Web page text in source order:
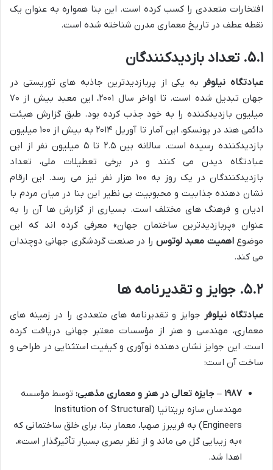
افتخارات متعددی را کسب کرده است. این بنا همواره به عنوان یک
نقطه عطف در تاریخ معماری مدرن شناخته شده است.
۵.۱. تعداد بازدیدکنندگان
عبادتگاه نیلوفر به یکی از پربازدیدترین جاذبه های توریستی در
جهان تبدیل شده است. تا اواخر سال ۲۰۰۱، این معبد بیش از ۷۰
میلیون بازدیدکننده را به خود جذب کرده بود. طبق گزارش هیئت
دائمی هند در یونسکو، این آمار تا آوریل ۲۰۱۴ به بیش از ۱۰۰ میلیون
بازدیدکننده رسیده است. سالانه بین ۲.۵ تا ۵ میلیون نفر از این
عبادتگاه دیدن می کنند و در برخی تعطیلات ملی، تعداد
بازدیدکنندگان در یک روز به ۱۰۰ هزار نفر نیز می رسد. این ارقام
نشان دهنده جذابیت و محبوبیت بی نظیر این بنا در میان مردم با
ادیان و فرهنگ های مختلف است. بسیاری از گزارش ها آن را به
عنوان «پربازدیدترین ساختمان جهان» معرفی کرده اند که این
موضوعاهمیت معبد لوتوس را در صنعت گردشگری جهانی دوچندان
می کند.
۵.۲. جوایز و تقدیرنامه ها
عبادتگاه نیلوفر جوایز و تقدیرنامه های متعددی را در زمینه های
معماری، مهندسی و هنر از مؤسسات معتبر جهانی دریافت کرده
است. این جوایز نشان دهنده نوآوری و کیفیت استثنایی در طراحی و
ساخت آن است:
۱۹۸۷ – جایزه تعالی در هنر و معماری مذهبی:
توسط مؤسسه
مهندسان سازه بریتانیا (Institution of Structural
Engineers) به فریبرز صهبا، معمار بنا، برای خلق ساختمانی که
«به زیبایی گل می ماند و از نظر بصری بسیار تأثیرگذار است»،
اهدا شد.